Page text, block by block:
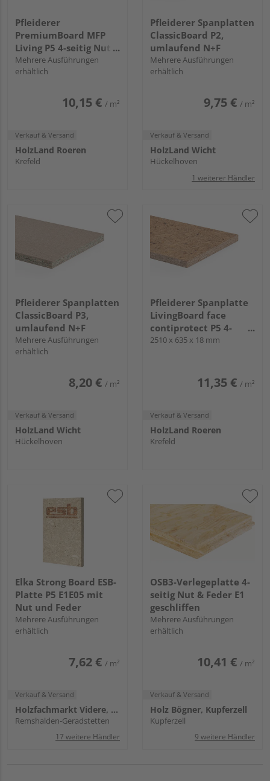
Pfleiderer
PremiumBoard MFP
Living P5 4-seitig Nut &
Feder
Mehrere Ausführungen
erhältlich
10,15 € / m²
Verkauf & Versand
HolzLand Roeren
Krefeld
Pfleiderer Spanplatten
ClassicBoard P2,
umlaufend N+F
Mehrere Ausführungen
erhältlich
9,75 € / m²
Verkauf & Versand
HolzLand Wicht
Hückelhoven
1 weiterer Händler
Pfleiderer Spanplatten
ClassicBoard P3,
umlaufend N+F
Mehrere Ausführungen
erhältlich
8,20 € / m²
Verkauf & Versand
HolzLand Wicht
Hückelhoven
Pfleiderer Spanplatte
LivingBoard face
contiprotect P5 4-
seitig Nut & Feder
2510 x 635 x 18 mm
11,35 € / m²
Verkauf & Versand
HolzLand Roeren
Krefeld
Elka Strong Board ESB-
Platte P5 E1E05 mit
Nut und Feder
Mehrere Ausführungen
erhältlich
7,62 € / m²
Verkauf & Versand
Holzfachmarkt Videre, Remshalden
Remshalden-Geradstetten
17 weitere Händler
OSB3-Verlegeplatte 4-
seitig Nut & Feder E1
geschliffen
Mehrere Ausführungen
erhältlich
10,41 € / m²
Verkauf & Versand
Holz Bögner, Kupferzell
Kupferzell
9 weitere Händler